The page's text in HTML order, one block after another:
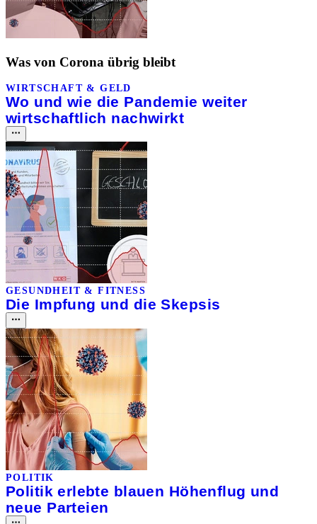
Was von Corona übrig bleibt
WIRTSCHAFT & GELD
Wo und wie die Pandemie weiter
wirtschaftlich nachwirkt
GESUNDHEIT & FITNESS
Die Impfung und die Skepsis
POLITIK
Politik erlebte blauen Höhenflug und
neue Parteien